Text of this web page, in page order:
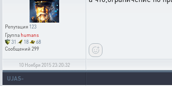
Репутация 123
Группаhumans
31
18
68
Сообщений 299
10 Ноября 2015 23:20:32
UJAS-